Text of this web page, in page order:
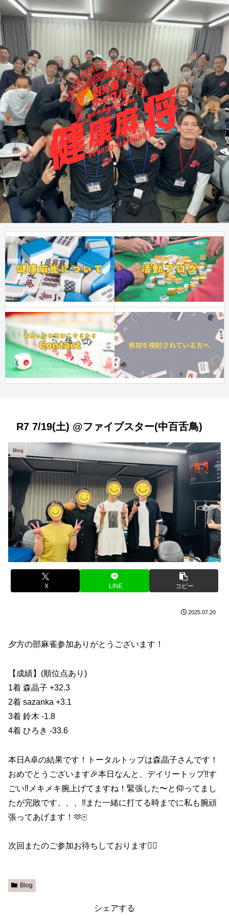
R7 7/19(土) @ファイブスター(中百舌鳥)
Blog
X LINE コピー
2025.07.20
夕方の部麻雀参加ありがとうございます！
【成績】(順位点あり)
1着 森晶子 +32.3
2着 sazanka +3.1
3着 鈴木 -1.8
4着 ひろき -33.6
本日A卓の結果です！トータルトップは森晶子さんです！
おめでとうございます🎉本日なんと、デイリートップ‼️す
ごい‼️メキメキ腕上げてますね！緊張した〜と仰ってまし
たが完敗です、、、‼️また一緒に打てる時までに私も腕頑
張ってあげます！🫶🀄️
次回またのご参加お待ちしております🙇‍♀️
Blog
シェアする